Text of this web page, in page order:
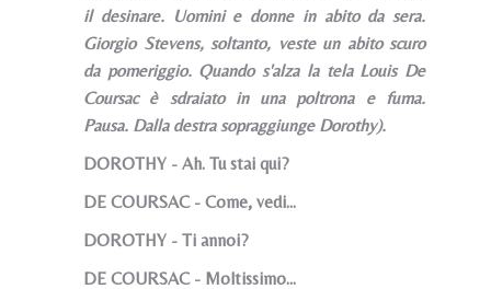
il desinare. Uomini e donne in abito da sera.
Giorgio Stevens, soltanto, veste un abito scuro
da pomeriggio. Quando s'alza la tela Louis De
Coursac è sdraiato in una poltrona e fuma.
Pausa. Dalla destra sopraggiunge Dorothy).
DOROTHY - Ah. Tu stai qui?
DE COURSAC - Come, vedi...
DOROTHY - Ti annoi?
DE COURSAC - Moltissimo...